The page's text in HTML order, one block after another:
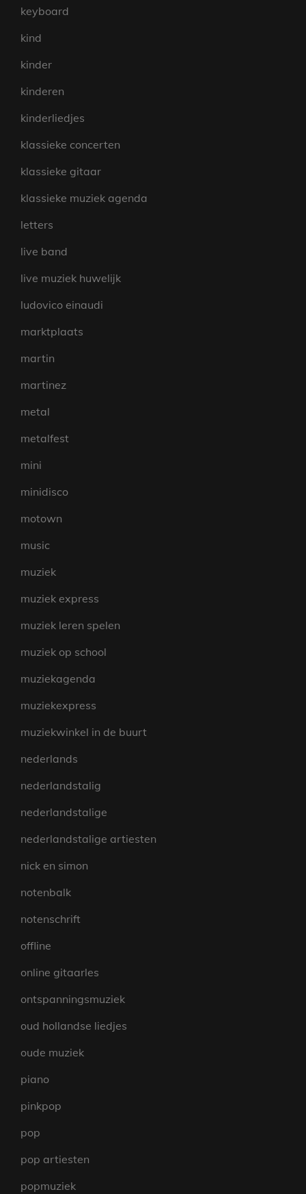
keyboard
kind
kinder
kinderen
kinderliedjes
klassieke concerten
klassieke gitaar
klassieke muziek agenda
letters
live band
live muziek huwelijk
ludovico einaudi
marktplaats
martin
martinez
metal
metalfest
mini
minidisco
motown
music
muziek
muziek express
muziek leren spelen
muziek op school
muziekagenda
muziekexpress
muziekwinkel in de buurt
nederlands
nederlandstalig
nederlandstalige
nederlandstalige artiesten
nick en simon
notenbalk
notenschrift
offline
online gitaarles
ontspanningsmuziek
oud hollandse liedjes
oude muziek
piano
pinkpop
pop
pop artiesten
popmuziek